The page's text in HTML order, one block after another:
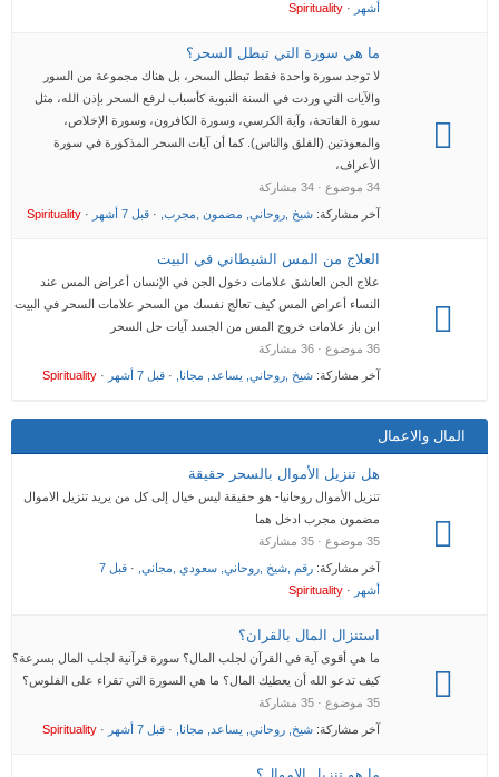
أشهر ·
Spirituality
ما هي سورة التي تبطل السحر؟
لا توجد سورة واحدة فقط تبطل السحر، بل هناك مجموعة من السور
والآيات التي وردت في السنة النبوية كأسباب لرفع السحر بإذن الله، مثل
سورة الفاتحة، وآية الكرسي، وسورة الكافرون، وسورة الإخلاص،
والمعوذتين (الفلق والناس). كما أن آيات السحر المذكورة في سورة
الأعراف،
34 موضوع · 34 مشاركة
آخر مشاركة: شيخ ,روحاني, مضمون ,مجرب, · قبل 7 أشهر ·
Spirituality
العلاج من المس الشيطاني في البيت
علاج الجن العاشق علامات دخول الجن في الإنسان أعراض المس عند
النساء أعراض المس كيف تعالج نفسك من السحر علامات السحر في البيت
ابن باز علامات خروج المس من الجسد آيات حل السحر
36 موضوع · 36 مشاركة
آخر مشاركة: شيخ ,روحاني, يساعد, مجانا, · قبل 7 أشهر ·
Spirituality
المال والاعمال
هل تنزيل الأموال بالسحر حقيقة
تنزيل الأموال روحانيا- هو حقيقة ليس خيال إلى كل من يريد تنزيل الاموال
مضمون مجرب ادخل هما
35 موضوع · 35 مشاركة
آخر مشاركة: رقم ,شيخ ,روحاني, سعودي ,مجاني, ·
قبل 7
أشهر ·
Spirituality
استنزال المال بالقران؟
ما هي أقوى آية في القرآن لجلب المال؟ سورة قرآنية لجلب المال بسرعة؟
كيف تدعو الله أن يعطيك المال؟ ما هي السورة التي تقراء على الفلوس؟
35 موضوع · 35 مشاركة
آخر مشاركة: شيخ, روحاني, يساعد, مجانا, · قبل 7 أشهر ·
Spirituality